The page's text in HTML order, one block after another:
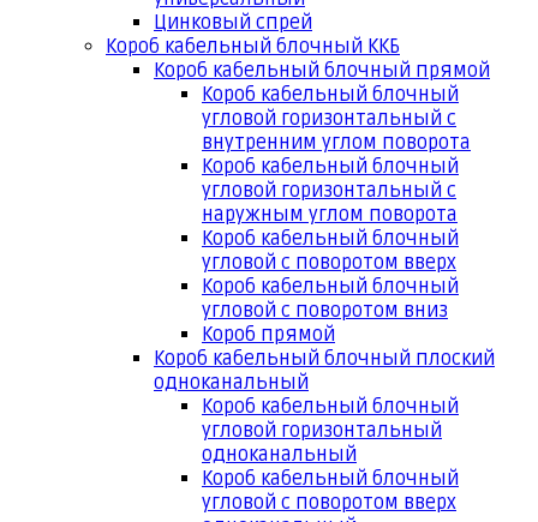
Цинковый спрей
Короб кабельный блочный ККБ
Короб кабельный блочный прямой
Короб кабельный блочный
угловой горизонтальный с
внутренним углом поворота
Короб кабельный блочный
угловой горизонтальный с
наружным углом поворота
Короб кабельный блочный
угловой с поворотом вверх
Короб кабельный блочный
угловой с поворотом вниз
Короб прямой
Короб кабельный блочный плоский
одноканальный
Короб кабельный блочный
угловой горизонтальный
одноканальный
Короб кабельный блочный
угловой с поворотом вверх